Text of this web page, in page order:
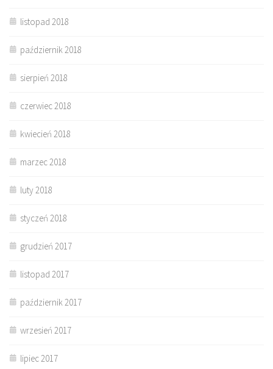
listopad 2018
październik 2018
sierpień 2018
czerwiec 2018
kwiecień 2018
marzec 2018
luty 2018
styczeń 2018
grudzień 2017
listopad 2017
październik 2017
wrzesień 2017
lipiec 2017